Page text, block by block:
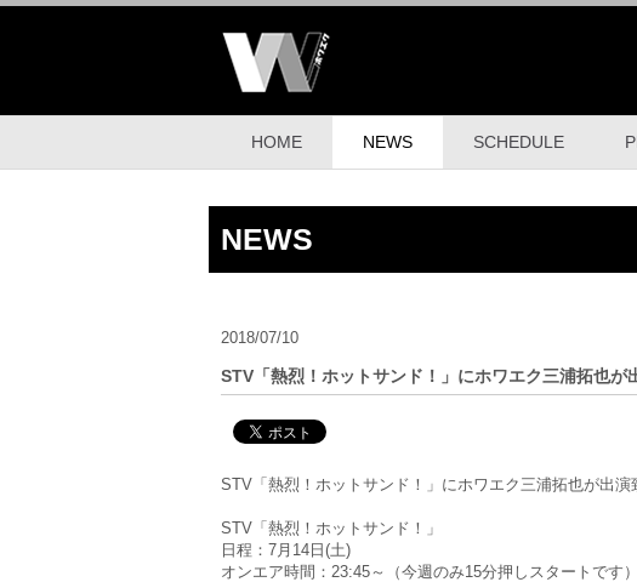
HOME NEWS SCHEDULE
NEWS
2018/07/10
STV「熱烈！ホットサンド！」にホワエク三浦拓也が
STV「熱烈！ホットサンド！」にホワエク三浦拓也が出演
STV「熱烈！ホットサンド！」
日程：7月14日(土)
オンエア時間：23:45～（今週のみ15分押しスタートです）